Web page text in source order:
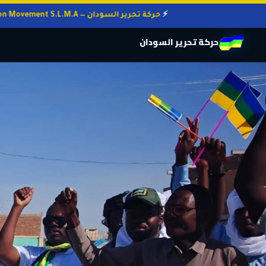
حركة تحرير السودان — Sudan Liberation Movement S.L.M.A
حركة تحرير السودان